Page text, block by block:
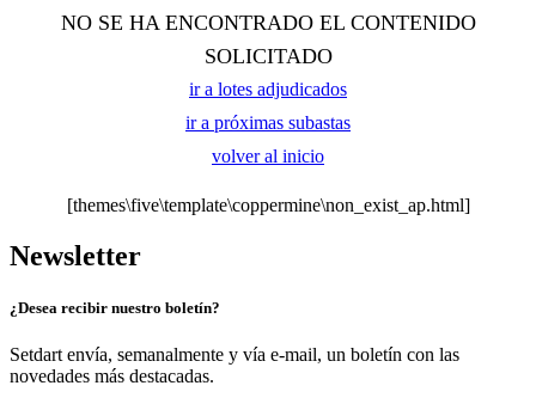
NO SE HA ENCONTRADO EL CONTENIDO
SOLICITADO
ir a lotes adjudicados
ir a próximas subastas
volver al inicio
[themes\five\template\coppermine\non_exist_ap.html]
Newsletter
¿Desea recibir nuestro boletín?
Setdart envía, semanalmente y vía e-mail, un boletín con las
novedades más destacadas.